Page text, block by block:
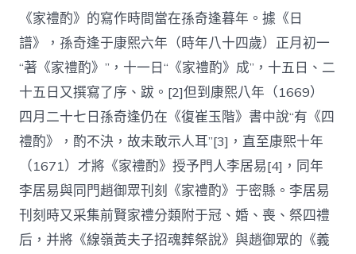
《家禮酌》的寫作時間當在孫奇逢暮年。據《日
譜》，孫奇逢于康熙六年（時年八十四歲）正月初一
“著《家禮酌》”，十一日“《家禮酌》成”，十五日、二
十五日又撰寫了序、跋。[2]但到康熙八年（1669）
四月二十七日孫奇逢仍在《復崔玉階》書中說“有《四
禮酌》，酌不決，故未敢示人耳”[3]，直至康熙十年
（1671）才將《家禮酌》授予門人李居易[4]，同年
李居易與同門趙御眾刊刻《家禮酌》于密縣。李居易
刊刻時又采集前賢家禮分類附于冠、婚、喪、祭四禮
后，并將《線嶺黃夫子招魂葬祭說》與趙御眾的《義